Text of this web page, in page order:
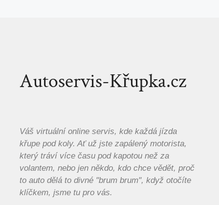
Autoservis-Křupka.cz
Váš virtuální online servis, kde každá jízda
křupe pod koly. Ať už jste zapálený motorista,
který tráví více času pod kapotou než za
volantem, nebo jen někdo, kdo chce vědět, proč
to auto dělá to divné "brum brum", když otočíte
klíčkem, jsme tu pro vás.